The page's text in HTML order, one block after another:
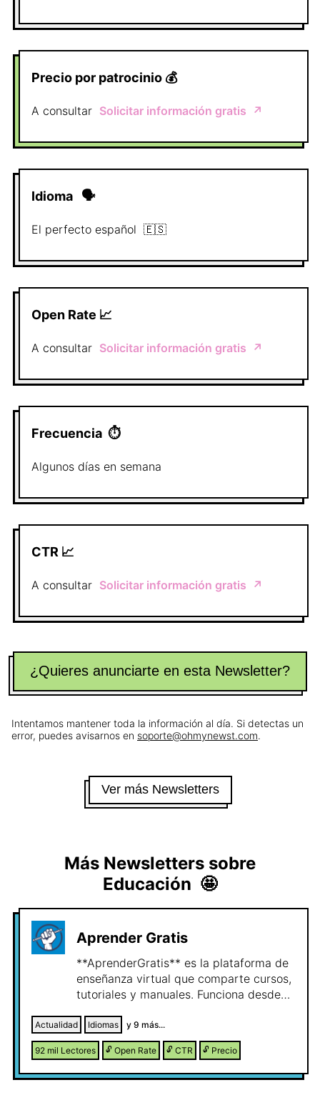
Precio por patrocinio 💰
A consultar Solicitar información gratis ↗️
Idioma 🗣
El perfecto español 🇪🇸
Open Rate 📈
A consultar Solicitar información gratis ↗️
Frecuencia ⏱
Algunos días en semana
CTR 📈
A consultar Solicitar información gratis ↗️
¿Quieres anunciarte en esta Newsletter?
Intentamos mantener toda la información al día. Si detectas un
error, puedes avisarnos en soporte@ohmynewst.com.
Ver más Newsletters
Más Newsletters sobre
Educación 🤩
Aprender Gratis
**AprenderGratis** es la plataforma de
enseñanza virtual que comparte cursos,
tutoriales y manuales. Funciona desde
newsletter semanal donde
recomendamos cursos gratuitos de
actualidad.
Actualidad Idiomas y 9 más...
92 mil Lectores 🔓 Open Rate 🔓 CTR 🔓 Precio